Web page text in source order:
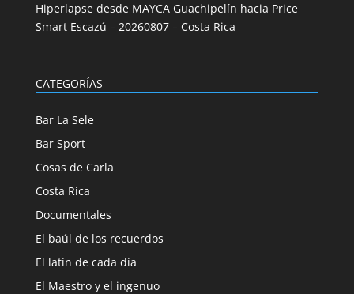
Hiperlapse desde MAYCA Guachipelín hacia Price
Smart Escazú – 20260807 – Costa Rica
CATEGORÍAS
Bar La Sele
Bar Sport
Cosas de Carla
Costa Rica
Documentales
El baúl de los recuerdos
El latín de cada día
El Maestro y el ingenuo